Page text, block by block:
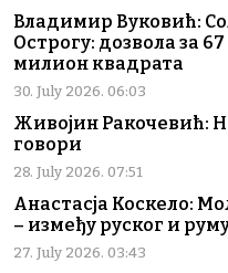
Владимир Вуковић:
Острогу: дозвола за
милион квадрата
30. July 2026. 06:03
Живојин Ракочевић:
говори
28. July 2026. 07:51
Анастасја Коскело:
– између руског и
27. July 2026. 03:43